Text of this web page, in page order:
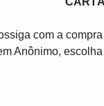
com a
Anônimo,